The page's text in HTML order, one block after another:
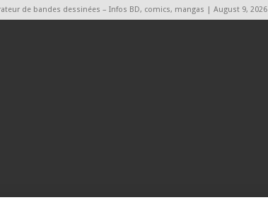
de bandes dessinées – Infos BD, comics, mangas | August 9, 2026